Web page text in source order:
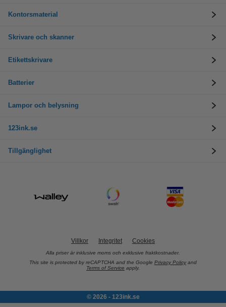
Kontorsmaterial
Skrivare och skanner
Etikettskrivare
Batterier
Lampor och belysning
123ink.se
Tillgänglighet
Villkor Integritet Cookies
Alla priser är inklusive moms och exklusive fraktkostnader.
This site is protected by reCAPTCHA and the Google Privacy Policy and
Terms of Service apply.
© 2026 - 123ink.se